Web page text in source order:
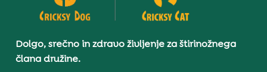
Dolgo, srečno in zdravo življenje za štirinožnega
člana družine.